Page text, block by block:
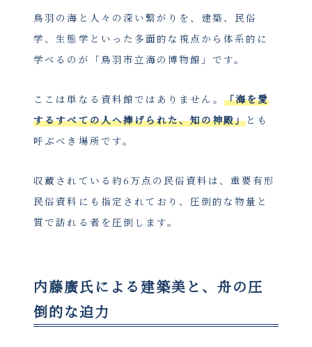
鳥羽の海と人々の深い繋がりを、建築、民俗
学、生態学といった多面的な視点から体系的に
学べるのが「鳥羽市立海の博物館」です。
ここは単なる資料館ではありません。 「海を愛
するすべての人へ捧げられた、知の神殿」とも
呼ぶべき場所です。
収蔵されている約6万点の民俗資料は、重要有形
民俗資料にも指定されており、圧倒的な物量と
質で訪れる者を圧倒します。
内藤廣氏による建築美と、舟の圧
倒的な迫力